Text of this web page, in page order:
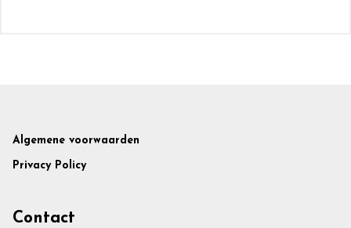
Footer
Algemene voorwaarden
Privacy Policy
Contact